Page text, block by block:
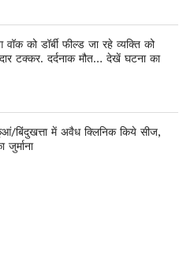
वॉक को डॉर्बी फील्ड जा रहे व्यक्ति को
टक्कर. दर्दनाक मौत… देखें घटना का
बिंदुखत्ता में अवैध क्लिनिक किये सीज,